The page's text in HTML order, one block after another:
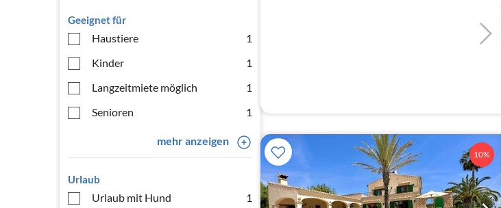
Geeignet für
Haustiere
1
Kinder
1
Langzeitmiete möglich
1
Senioren
1
mehr anzeigen
Urlaub
Urlaub mit Hund
1
10%